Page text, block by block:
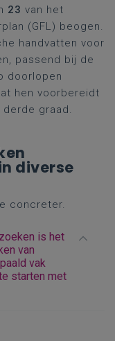
23 van het
(GFL) beogen.
handvatten voor
passend bij de
doorlopen
hen voorbereidt
graad.
diverse
concreter.
is het
van
vak
starten met